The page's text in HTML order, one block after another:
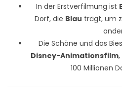
In der Erstverfilmung ist
Dorf, die Blau trägt, um
Die Schöne und das
Disney-Animationsfilm,
100 Millionen